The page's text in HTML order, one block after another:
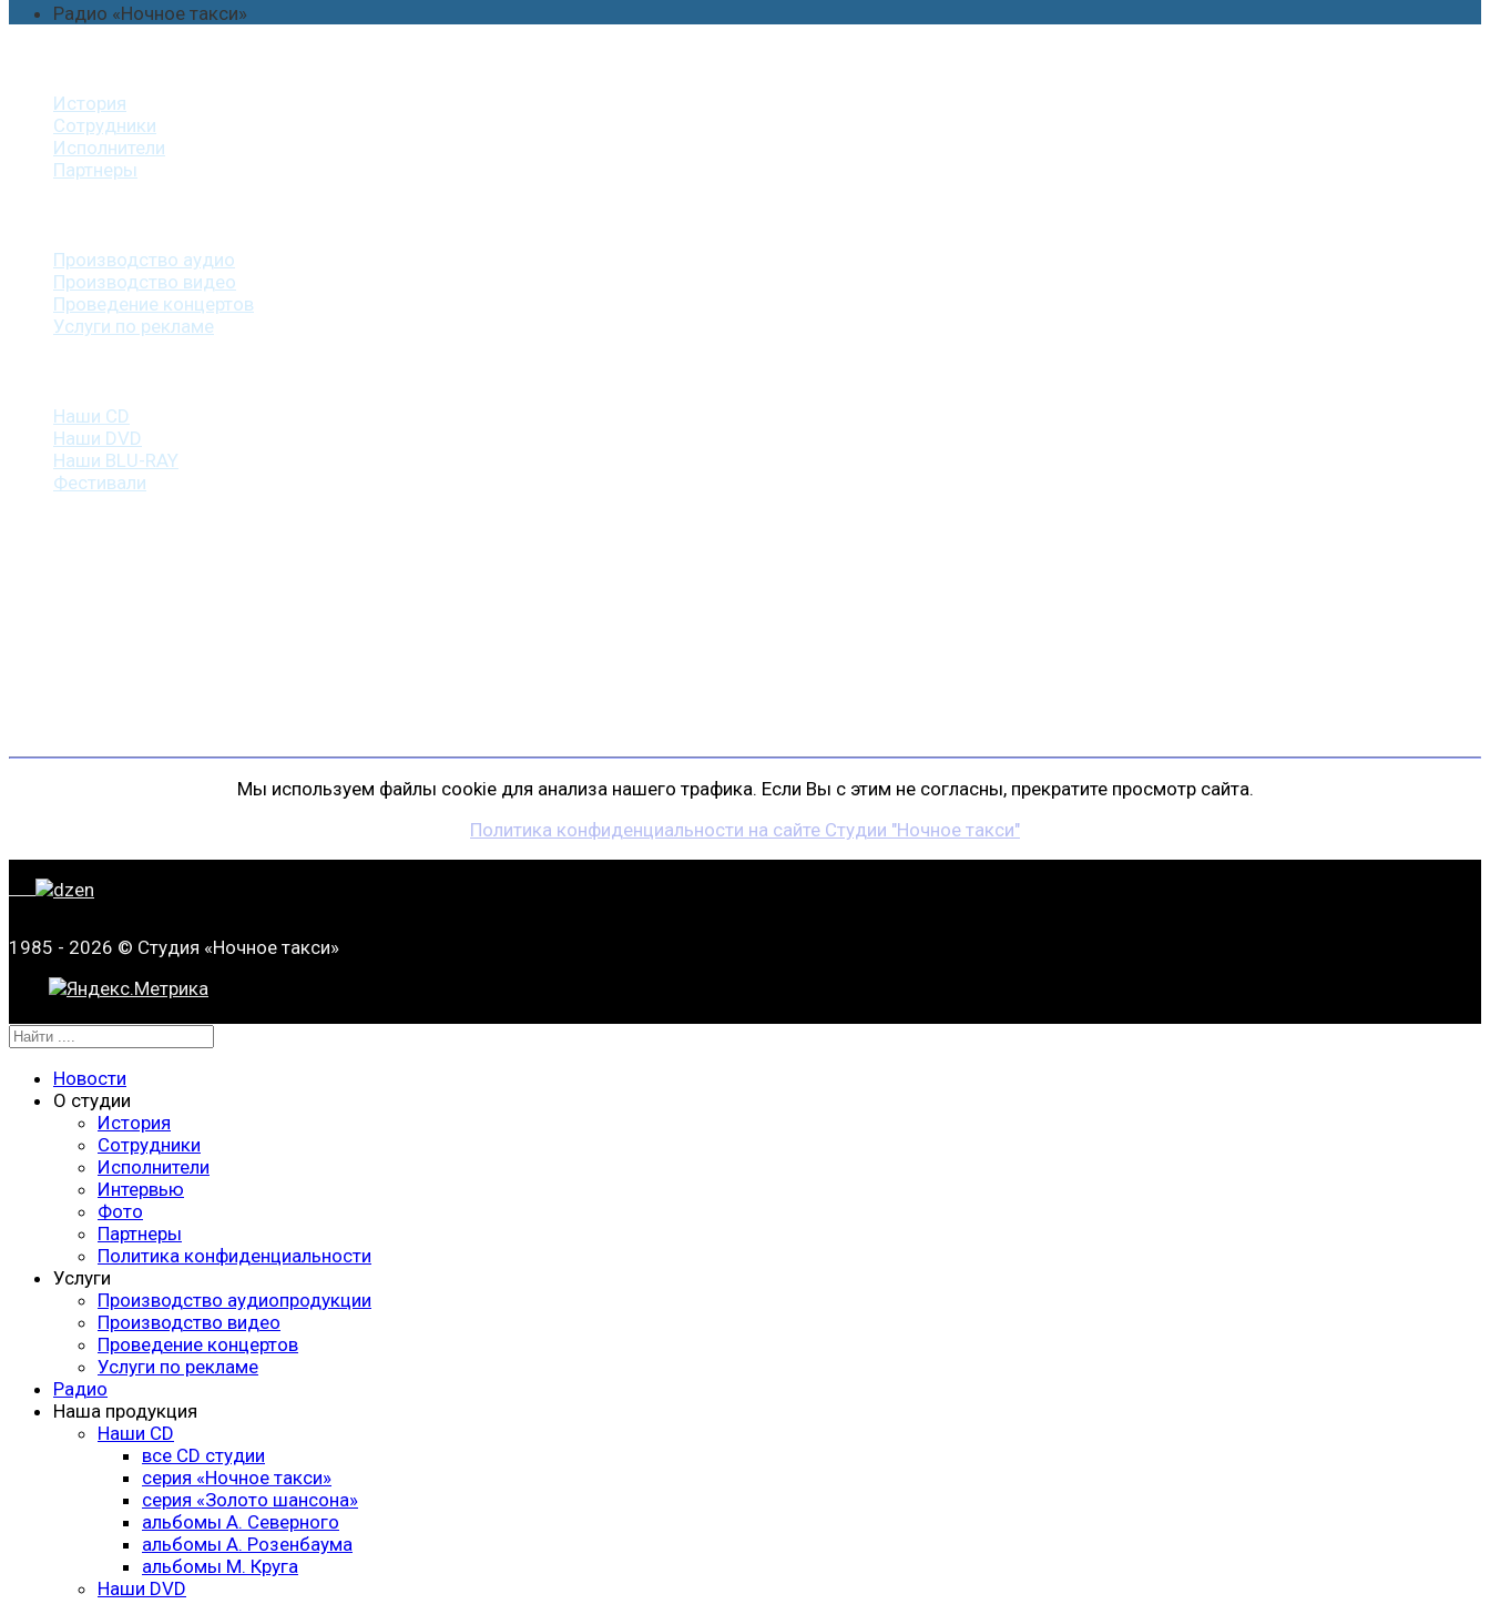
Радио «Ночное такси»
История
Сотрудники
Исполнители
Партнеры
Производство аудио
Производство видео
Проведение концертов
Услуги по рекламе
Наши CD
Наши DVD
Наши BLU-RAY
Фестивали
Мы используем файлы cookie для анализа нашего трафика. Если Вы с этим не согласны, прекратите просмотр сайта.
Политика конфиденциальности на сайте Студии "Ночное такси"
1985 - 2026 © Студия «Ночное такси»
Новости
О студии
История
Сотрудники
Исполнители
Интервью
Фото
Партнеры
Политика конфиденциальности
Услуги
Производство аудиопродукции
Производство видео
Проведение концертов
Услуги по рекламе
Радио
Наша продукция
Наши CD
все CD студии
серия «Ночное такси»
серия «Золото шансона»
альбомы А. Северного
альбомы А. Розенбаума
альбомы М. Круга
Наши DVD